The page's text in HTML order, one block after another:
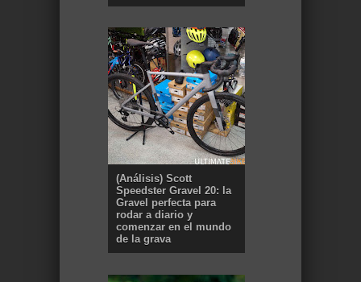
(Análisis) Scott
Speedster Gravel 20: la
Gravel perfecta para
rodar a diario y
comenzar en el mundo
de la grava